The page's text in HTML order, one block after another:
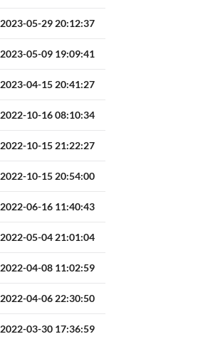
2023-05-29 20:12:37
2023-05-09 19:09:41
2023-04-15 20:41:27
2022-10-16 08:10:34
2022-10-15 21:22:27
2022-10-15 20:54:00
2022-06-16 11:40:43
2022-05-04 21:01:04
2022-04-08 11:02:59
2022-04-06 22:30:50
2022-03-30 17:36:59